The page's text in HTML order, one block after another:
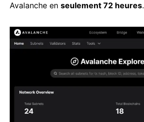
Avalanche en seulement 72 heures.